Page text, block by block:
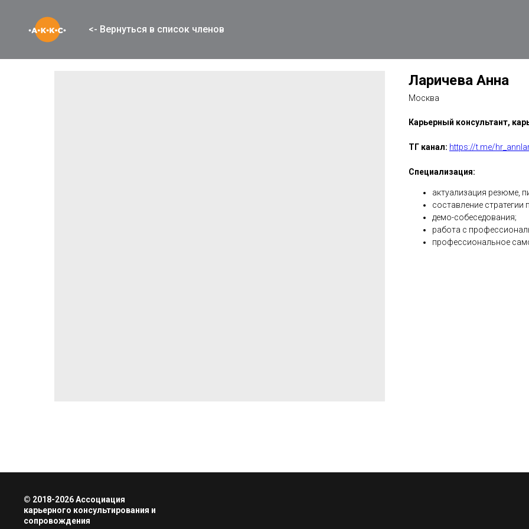
<- Вернуться в список членов
Ларичева Анна
Москва
Карьерный консультант,
ТГ канал: https://t.me/
Специализация:
актуализация резюме,
составление стратегии
демо-cобеседования;
работа с
профессиональное
© 2018-2026 Ассоциация
карьерного консультирования и
сопровождения